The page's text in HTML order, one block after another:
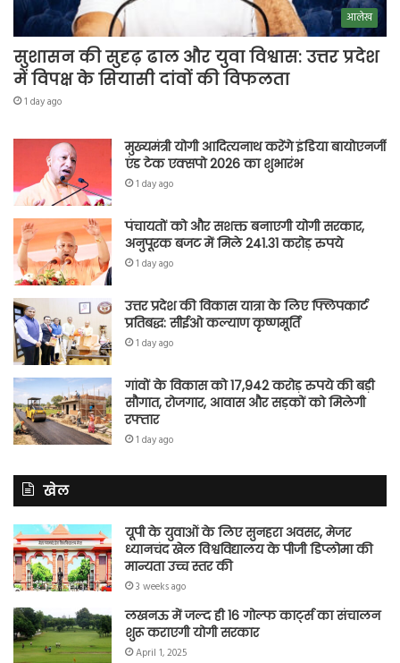
आलेख
सुशासन की सुदृढ़ ढाल और युवा विश्वास: उत्तर प्रदेश
में विपक्ष के सियासी दांवों की विफलता
1 day ago
मुख्यमंत्री योगी आदित्यनाथ करेंगे इंडिया बायोएनर्जी
एंड टेक एक्सपो 2026 का शुभारंभ
1 day ago
पंचायतों को और सशक्त बनाएगी योगी सरकार,
अनुपूरक बजट में मिले 241.31 करोड़ रुपये
1 day ago
उत्तर प्रदेश की विकास यात्रा के लिए फ्लिपकार्ट
प्रतिबद्ध: सीईओ कल्याण कृष्णमूर्ति
1 day ago
गांवों के विकास को 17,942 करोड़ रुपये की बड़ी
सौगात, रोजगार, आवास और सड़कों को मिलेगी
रफ्तार
1 day ago
खेल
यूपी के युवाओं के लिए सुनहरा अवसर, मेजर
ध्यानचंद खेल विश्वविद्यालय के पीजी डिप्लोमा की
मान्यता उच्च स्तर की
3 weeks ago
लखनऊ में जल्द ही 16 गोल्फ कार्ट्स का संचालन
शुरू कराएगी योगी सरकार
April 1, 2025